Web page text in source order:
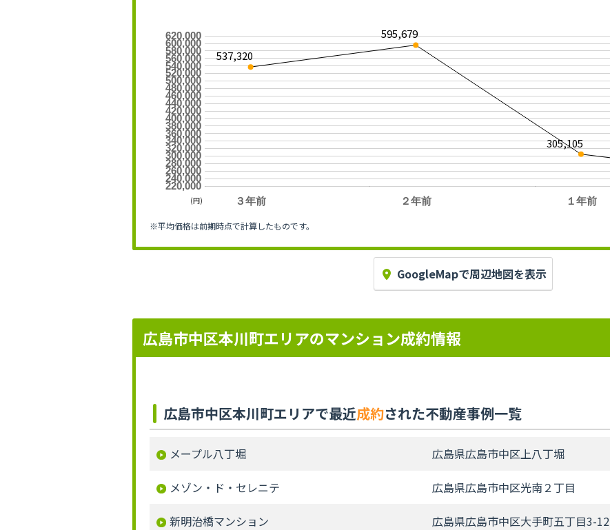
３年前 ２年前 １年前
220,000
240,000
260,000
280,000
300,000
320,000
340,000
360,000
380,000
400,000
420,000
440,000
460,000
480,000
500,000
520,000
540,000
560,000
580,000
600,000
620,000
537,320
595,679
305,105
(円)
※平均価格は前期時点で計算したものです。
GoogleMapで周辺地図を表示
広島市中区本川町エリアのマンション成約情報
広島市中区本川町エリアで最近成約された不動産事例一覧
メープル八丁堀 広島県広島市中区上八丁堀
メゾン・ド・セレニテ 広島県広島市中区光南２丁目
新明治橋マンション
広島県広島市中区大手町五丁目3-12